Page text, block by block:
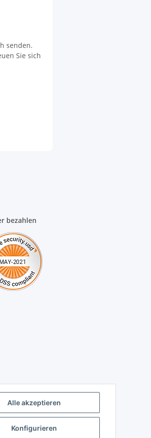
Alle akzeptieren
Konfigurieren
senden.
Sie sich
bezahlen